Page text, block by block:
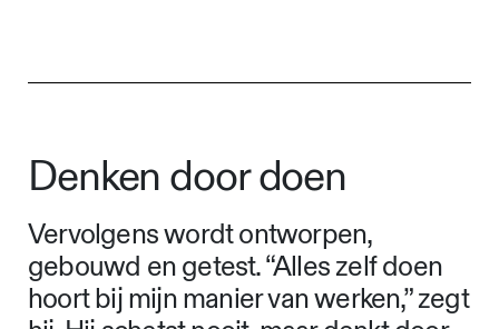
Denken door doen
Vervolgens wordt ontworpen,
gebouwd en getest. “Alles zelf doen
hoort bij mijn manier van werken,” zegt